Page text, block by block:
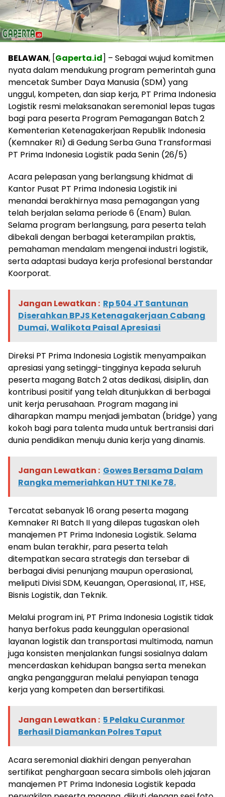
BELAWAN, [Gaperta.id] – Sebagai wujud komitmen
nyata dalam mendukung program pemerintah guna
mencetak Sumber Daya Manusia (SDM) yang
unggul, kompeten, dan siap kerja, PT Prima Indonesia
Logistik resmi melaksanakan seremonial lepas tugas
bagi para peserta Program Pemagangan Batch 2
Kementerian Ketenagakerjaan Republik Indonesia
(Kemnaker RI) di Gedung Serba Guna Transformasi
PT Prima Indonesia Logistik pada Senin (26/5)
Acara pelepasan yang berlangsung khidmat di
Kantor Pusat PT Prima Indonesia Logistik ini
menandai berakhirnya masa pemagangan yang
telah berjalan selama periode 6 (Enam) Bulan.
Selama program berlangsung, para peserta telah
dibekali dengan berbagai keterampilan praktis,
pemahaman mendalam mengenai industri logistik,
serta adaptasi budaya kerja profesional berstandar
Koorporat.
Jangan Lewatkan : Rp 504 JT Santunan
Diserahkan BPJS Ketenagakerjaan Cabang
Dumai, Walikota Paisal Apresiasi
Direksi PT Prima Indonesia Logistik menyampaikan
apresiasi yang setinggi-tingginya kepada seluruh
peserta magang Batch 2 atas dedikasi, disiplin, dan
kontribusi positif yang telah ditunjukkan di berbagai
unit kerja perusahaan. Program magang ini
diharapkan mampu menjadi jembatan (bridge) yang
kokoh bagi para talenta muda untuk bertransisi dari
dunia pendidikan menuju dunia kerja yang dinamis.
Jangan Lewatkan : Gowes Bersama Dalam
Rangka memeriahkan HUT TNI Ke 78.
Tercatat sebanyak 16 orang peserta magang
Kemnaker RI Batch II yang dilepas tugaskan oleh
manajemen PT Prima Indonesia Logistik. Selama
enam bulan terakhir, para peserta telah
ditempatkan secara strategis dan tersebar di
berbagai divisi penunjang maupun operasional,
meliputi Divisi SDM, Keuangan, Operasional, IT, HSE,
Bisnis Logistik, dan Teknik.
Melalui program ini, PT Prima Indonesia Logistik tidak
hanya berfokus pada keunggulan operasional
layanan logistik dan transportasi multimoda, namun
juga konsisten menjalankan fungsi sosialnya dalam
mencerdaskan kehidupan bangsa serta menekan
angka pengangguran melalui penyiapan tenaga
kerja yang kompeten dan bersertifikasi.
Jangan Lewatkan : 5 Pelaku Curanmor
Berhasil Diamankan Polres Taput
Acara seremonial diakhiri dengan penyerahan
sertifikat penghargaan secara simbolis oleh jajaran
manajemen PT Prima Indonesia Logistik kepada